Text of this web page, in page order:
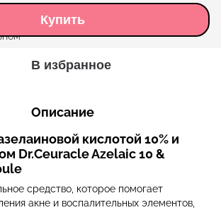
Купить
В избранное
Описание
кислотой 10% и
Dr.Ceuracle Azelaic 10 &
средство, которое помогает
акне и воспалительных элементов,